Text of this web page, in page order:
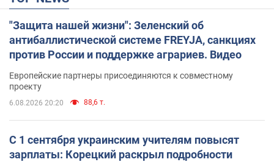
"Защита нашей жизни": Зеленский об
антибаллистической системе FREYJA, санкциях
против России и поддержке аграриев. Видео
Европейские партнеры присоединяются к совместному
проекту
6.08.2026 20:20 88,6 т.
С 1 сентября украинским учителям повысят
зарплаты: Корецкий раскрыл подробности